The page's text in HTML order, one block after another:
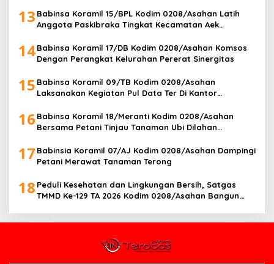
13 Babinsa Koramil 15/BPL Kodim 0208/Asahan Latih
Anggota Paskibraka Tingkat Kecamatan Aek
14Babinsa Koramil 17/DB Kodim 0208/Asahan Komsos
Dengan Perangkat Kelurahan Pererat Sinergitas
15 Babinsa Koramil 09/TB Kodim 0208/Asahan
Laksanakan Kegiatan Pul Data Ter Di Kantor
16 Babinsa Koramil 18/Meranti Kodim 0208/Asahan
Bersama Petani Tinjau Tanaman Ubi Dilahan
17 Babinsia Koramil 07/AJ Kodim 0208/Asahan Dampingi
Petani Merawat Tanaman Terong
18 Peduli Kesehatan dan Lingkungan Bersih, Satgas
TMMD Ke-129 TA 2026 Kodim 0208/Asahan Bangun